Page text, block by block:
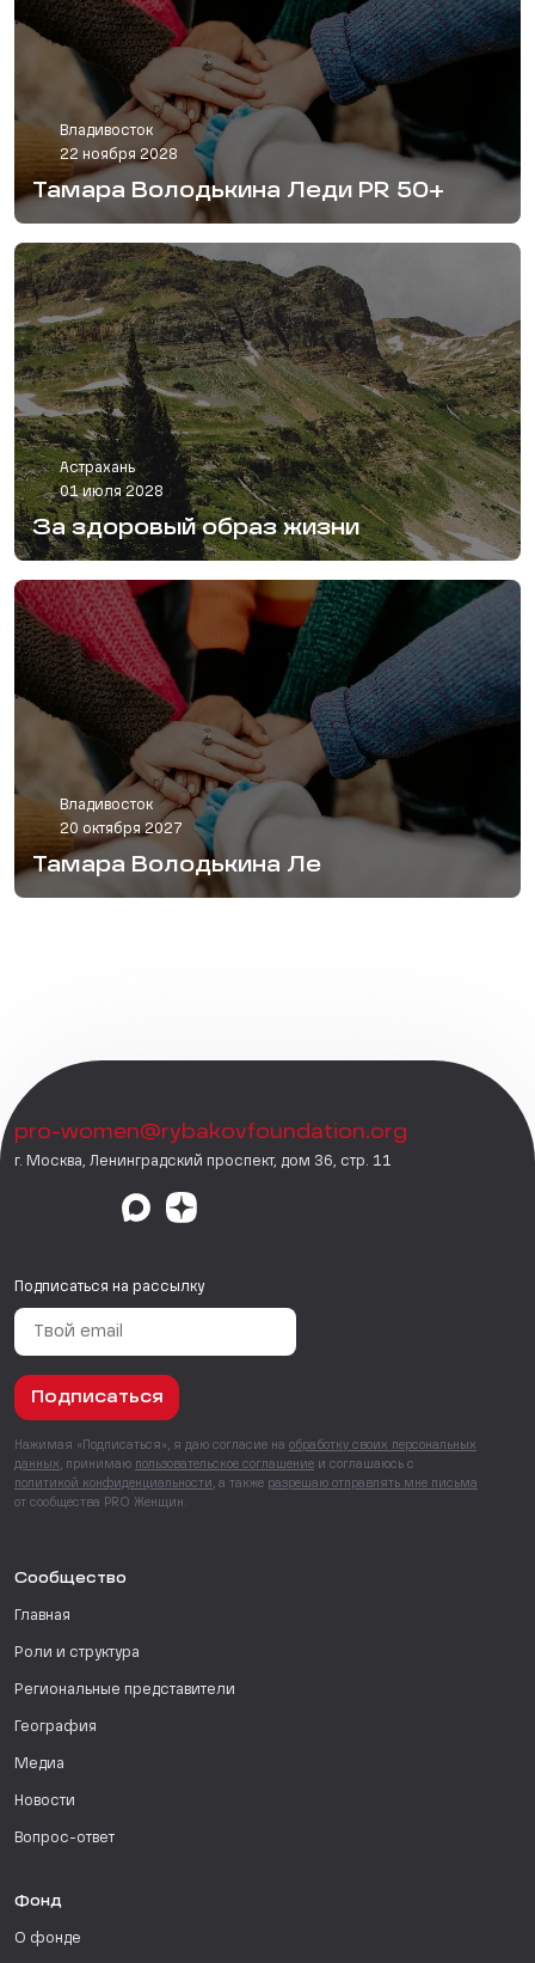
Владивосток
22 ноября 2028
Тамара Володькина Леди PR 50+
Астрахань
01 июля 2028
За здоровый образ жизни
Владивосток
20 октября 2027
Тамара Володькина Ле
pro-women@rybakovfoundation.org
г. Москва, Ленинградский проспект, дом 36, стр. 11
Подписаться на рассылку
Подписаться
Нажимая «Подписаться», я даю согласие на обработку своих персональных
данных , принимаю пользовательское соглашение и соглашаюсь с
политикой конфиденциальности , а также разрешаю отправлять мне письма
от сообщества PRO Женщин.
Сообщество
Главная
Роли и структура
Региональные представители
География
Медиа
Новости
Вопрос-ответ
Фонд
О фонде